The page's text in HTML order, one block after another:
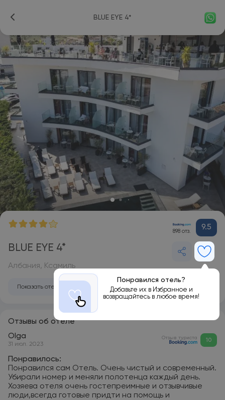
BLUE EYE 4*
898 отз. 9.5
BLUE EYE 4*
Понравился отель?
Добавьте их в Избранное и
возвращайтесь в любое время!
Албания, Ксамиль
Показать отель на карте
Отзывы об отеле
Olga
31 июл. 2023
Отзыв туриста 10
Понравилось:
Понравился сам Отель. Очень чистый и современный.
Убирали номер и меняли полотенца каждый день.
Хозяева отеля очень гостепреимные и отзывчивые
люди,всегда готовые придти на помощь и